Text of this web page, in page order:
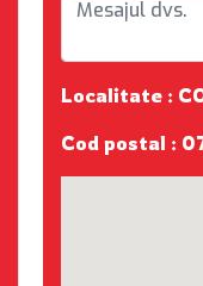
Localitate :
Cod postal :